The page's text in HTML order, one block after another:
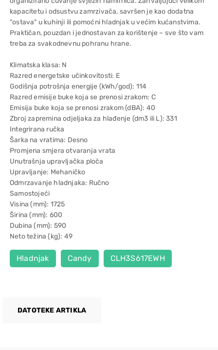
kapacitetu i odsustvu zamrzivača, savršen je kao dodatna
"ostava" u kuhinji ili pomoćni hladnjak u većim kućanstvima.
Praktičan, pouzdan i jednostavan za korištenje – sve što vam
treba za svakodnevnu pohranu hrane.
Klimatska klasa: N
Razred energetske učinkovitosti: E
Godišnja potrošnja energije (kWh/god): 114
Razred emisije buke koja se prenosi zrakom: C
Emisija buke koja se prenosi zrakom (dBA): 40
Zbroj zapremina odjeljaka za hlađenje (dm3 ili L): 331
Integrirana ručka
Šarka na vratima: Desno
Promjena smjera otvaranja vrata
Unutrašnja upravljačka ploča
Upravljanje: Mehaničko
Odmrzavanje hladnjaka: Ručno
Samostojeći
Visina (mm): 1725
Širina (mm): 600
Dubina (mm): 590
Neto težina (kg): 49
Hladnjak Candy CLH3S617EWH
DATOTEKE ARTIKLA